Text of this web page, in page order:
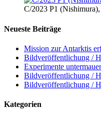
C/2023 P1
Neueste Beiträge
Mission zur Antarktis
Bildveröffentlichung /
Experimente
Bildveröffentlichung /
Bildveröffentlichung /
Kategorien